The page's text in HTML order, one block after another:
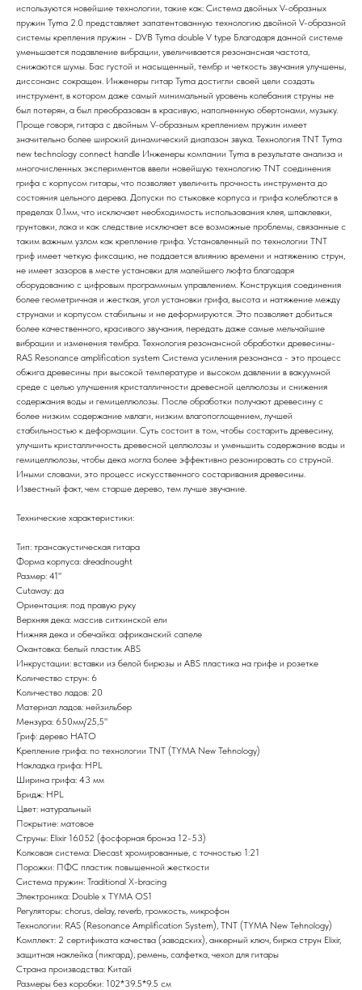
используются новейшие технологии, такие как: Система двойных V-образных
пружин Tyma 2.0 представляет запатентованную технологию двойной V-образной
системы крепления пружин - DVB Tyma double V type Благодаря данной системе
уменьшается подавление вибрации, увеличивается резонансная частота,
снижаются шумы. Бас густой и насыщенный, тембр и четкость звучания улучшены,
диссонанс сокращен. Инженеры гитар Tyma достигли своей цели создать
инструмент, в котором даже самый минимальный уровень колебания струны не
был потерян, а был преобразован в красивую, наполненную обертонами, музыку.
Проще говоря, гитара с двойным V-образным креплением пружин имеет
значительно более широкий динамический диапазон звука. Технология TNT Tyma
new technology connect handle Инженеры компании Tyma в результате анализа и
многочисленных экспериментов ввели новейшую технологию TNT соединения
грифа с корпусом гитары, что позволяет увеличить прочность инструмента до
состояния цельного дерева. Допуски по стыковке корпуса и грифа колеблются в
пределах 0.1мм, что исключает необходимость использования клея, шпаклевки,
грунтовки, лака и как следствие исключает все возможные проблемы, связанные с
таким важным узлом как крепление грифа. Установленный по технологии TNT
гриф имеет четкую фиксацию, не поддается влиянию времени и натяжению струн,
не имеет зазоров в месте установки для малейшего люфта благодаря
оборудованию с цифровым программным управлением. Конструкция соединения
более геометричная и жесткая, угол установки грифа, высота и натяжение между
струнами и корпусом стабильны и не деформируются. Это позволяет добиться
более качественного, красивого звучания, передать даже самые мельчайшие
вибрации и изменения тембра. Технология резонансной обработки древесины-
RAS Resonance amplification system Система усиления резонанса - это процесс
обжига древесины при высокой температуре и высоком давлении в вакуумной
среде с целью улучшения кристалличности древесной целлюлозы и снижения
содержания воды и гемицеллюлозы. После обработки получают древесину с
более низким содержание мвлаги, низким влагопоглощением, лучшей
стабильностью к деформации. Суть состоит в том, чтобы состарить древесину,
улучшить кристалличность древесной целлюлозы и уменьшить содержание воды и
гемицеллюлозы, чтобы дека могла более эффективно резонировать со струной.
Иными словами, это процесс искусственного состаривания древесины.
Известный факт, чем старше дерево, тем лучше звучание.
Технические характеристики:
Тип: трансакустическая гитара
Форма корпуса: dreadnought
Размер: 41"
Cutaway: да
Ориентация: под правую руку
Верхняя дека: массив ситхинской ели
Нижняя дека и обечайка: африканский сапеле
Окантовка: белый пластик ABS
Инкрустации: вставки из белой бирюзы и ABS пластика на грифе и розетке
Количество струн: 6
Количество ладов: 20
Материал ладов: нейзильбер
Мензура: 650мм/25,5"
Гриф: дерево НАТО
Крепление грифа: по технологии TNT (TYMA New Tehnology)
Накладка грифа: HPL
Ширина грифа: 43 мм
Бридж: HPL
Цвет: натуральный
Покрытие: матовое
Струны: Elixir 16052 (фосфорная бронза 12-53)
Колковая система: Diecast хромированные, с точностью 1:21
Порожки: ПФС пластик повышенной жесткости
Система пружин: Traditional X-bracing
Электроника: Double x TYMA OS1
Регуляторы: chorus, delay, reverb, громкость, микрофон
Технологии: RAS (Resonance Amplification System), TNT (TYMA New Tehnology)
Комплект: 2 сертификата качества (заводских), анкерный ключ, бирка струн Elixir,
защитная наклейка (пикгард), ремень, салфетка, чехол для гитары
Страна производства: Китай
Размеры без коробки: 102*39.5*9.5 см